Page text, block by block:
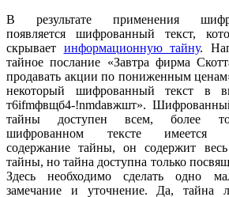
В результате применения
появляется шифрованный текст,
скрывает информационную тайну.
тайное послание «Завтра фирма
продавать акции по пониженным
некоторый шифрованный текст в
т6ifmфвщб4-!nmdавжшт».
тайны доступен всем, более
шифрованном тексте имеется
содержание тайны, он содержит
тайны, но тайна доступна только
Здесь необходимо сделать одно
замечание и уточнение. Да, тайна